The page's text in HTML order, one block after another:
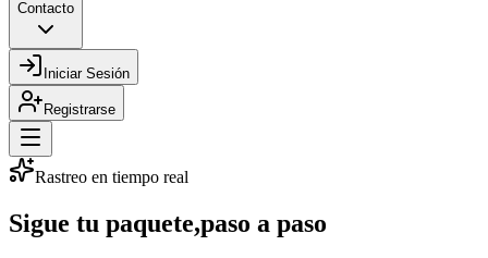
Contacto
Iniciar Sesión
Registrarse
Rastreo en tiempo real
Sigue tu paquete,paso a paso